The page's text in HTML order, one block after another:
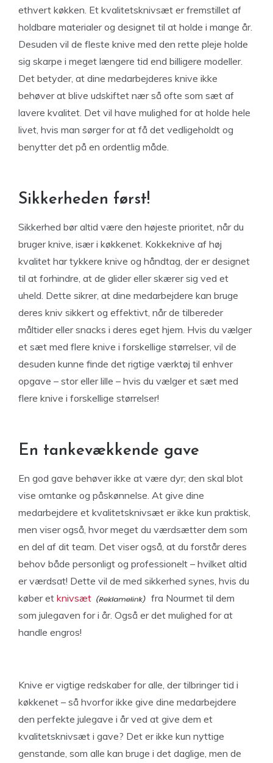
ethvert køkken. Et kvalitetsknivsæt er fremstillet af
holdbare materialer og designet til at holde i mange år.
Desuden vil de fleste knive med den rette pleje holde
sig skarpe i meget længere tid end billigere modeller.
Det betyder, at dine medarbejderes knive ikke
behøver at blive udskiftet nær så ofte som sæt af
lavere kvalitet. Det vil have mulighed for at holde hele
livet, hvis man sørger for at få det vedligeholdt og
benytter det på en ordentlig måde.
Sikkerheden først!
Sikkerhed bør altid være den højeste prioritet, når du
bruger knive, især i køkkenet. Kokkeknive af høj
kvalitet har tykkere knive og håndtag, der er designet
til at forhindre, at de glider eller skærer sig ved et
uheld. Dette sikrer, at dine medarbejdere kan bruge
deres kniv sikkert og effektivt, når de tilbereder
måltider eller snacks i deres eget hjem. Hvis du vælger
et sæt med flere knive i forskellige størrelser, vil de
desuden kunne finde det rigtige værktøj til enhver
opgave – stor eller lille – hvis du vælger et sæt med
flere knive i forskellige størrelser!
En tankevækkende gave
En god gave behøver ikke at være dyr; den skal blot
vise omtanke og påskønnelse. At give dine
medarbejdere et kvalitetsknivsæt er ikke kun praktisk,
men viser også, hvor meget du værdsætter dem som
en del af dit team. Det viser også, at du forstår deres
behov både personligt og professionelt – hvilket altid
er værdsat! Dette vil de med sikkerhed synes, hvis du
køber et knivsæt
fra Nourmet til dem
som julegaven for i år. Også er det mulighed for at
handle engros!
Knive er vigtige redskaber for alle, der tilbringer tid i
køkkenet – så hvorfor ikke give dine medarbejdere
den perfekte julegave i år ved at give dem et
kvalitetsknivsæt i gave? Det er ikke kun nyttige
genstande, som alle kan bruge i det daglige, men de